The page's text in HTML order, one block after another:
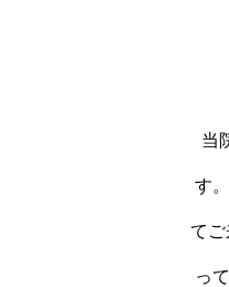
当
す
て
っ